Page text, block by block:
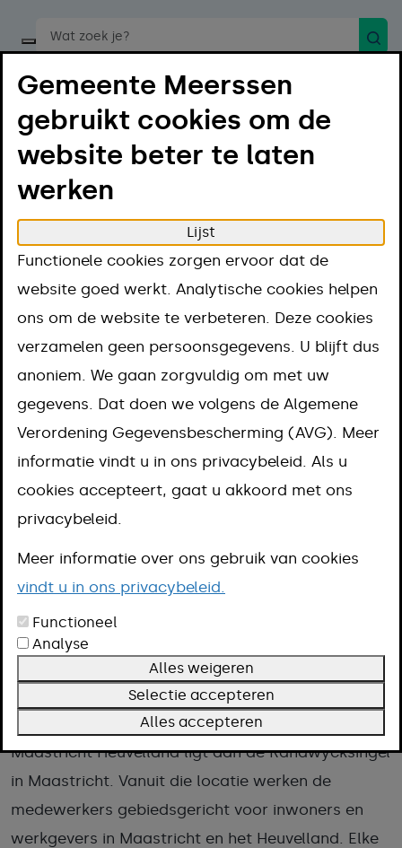
Start een spraakopdracht
Menu
Home
Projecten
Sociale Zaken Maastricht Heuvelland
Sociale Zaken
Maastricht
Heuvelland
Ben je op zoek naar werk? Wil je
werken, maar kun je (nog) niet
werken? Heb je bijzondere kosten? Wil
je inburgeren? Dan ben je bij Sociale
Zaken Maastricht Heuvelland aan het
juiste adres.
Het centrale kantoor van Sociale Zaken
Maastricht Heuvelland ligt aan de Randwycksingel
in Maastricht. Vanuit die locatie werken de
medewerkers gebiedsgericht voor inwoners en
werkgevers in Maastricht en het Heuvelland. Elke
Gemeente Meerssen
gebruikt cookies om de
website beter te laten
werken
Lijst
Functionele cookies zorgen ervoor dat de
website goed werkt. Analytische cookies helpen
ons om de website te verbeteren. Deze cookies
verzamelen geen persoonsgegevens. U blijft dus
anoniem. We gaan zorgvuldig om met uw
gegevens. Dat doen we volgens de Algemene
Verordening Gegevensbescherming (AVG). Meer
informatie vindt u in ons privacybeleid. Als u
cookies accepteert, gaat u akkoord met ons
privacybeleid.
Meer informatie over ons gebruik van cookies
vindt u in ons privacybeleid.
Functioneel
Analyse
Alles weigeren
Selectie accepteren
Alles accepteren